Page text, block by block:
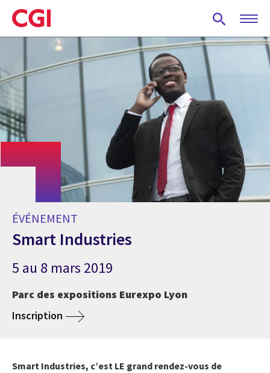
Skip
to
main
ÉVÉNEMENT
Smart Industries
5 au 8 mars 2019
Parc des expositions Eurexpo Lyon
Inscription
Smart Industries, c’est LE grand rendez-vous de